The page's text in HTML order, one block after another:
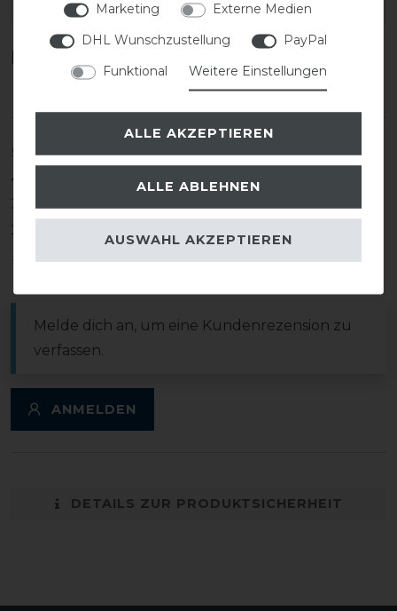
Kundenrezensionen
5
0
4
0
3
0
2
1
Melde dich an, um eine Kundenrezension zu
verfassen.
ANMELDEN
DETAILS ZUR PRODUKTSICHERHEIT
Marketing
Externe Medien
DHL Wunschzustellung
PayPal
Funktional
Weitere Einstellungen
ALLE AKZEPTIEREN
ALLE ABLEHNEN
AUSWAHL AKZEPTIEREN